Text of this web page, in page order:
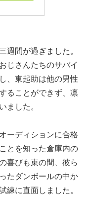
週間が過ぎました。
じさんたちのサバイ
、東起助は他の男性
ることができず、凛
ました。
ーディションに合格
とを知った倉庫内の
喜びも束の間、彼ら
たダンボールの中か
練に直面しました。